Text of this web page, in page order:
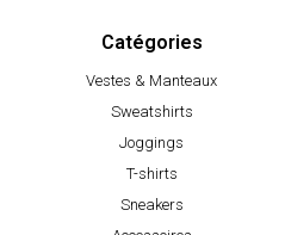
Catégories
Vestes & Manteaux
Sweatshirts
Joggings
T-shirts
Sneakers